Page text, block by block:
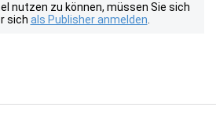
nutzen zu können, müssen Sie sich
sich als Publisher anmelden